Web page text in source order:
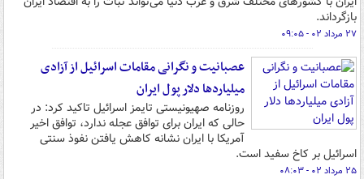
بازگرداند.
۲۷ مرداد ۰۲ - ۰۹:۰۵
عصبانیت و نگرانی مقامات اسرائیل از آزادی
میلیاردها دلار پول ایران
روزنامه صهیونیستی تایمز اسرائیل تاکید کرد: در
حالی که ایران برای توافق عجله ندارد، توافق اخیر
آمریکا با ایران نشانه کاهش یافتن نفوذ سنتی
اسرائیل بر کاخ سفید است.
۲۵ مرداد ۰۲ - ۰۸:۰۳